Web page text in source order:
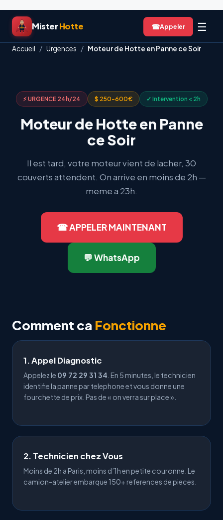
Aller
contenu
MisterHotte ☎ ☰
Accueil / Urgences / Moteur de Hotte en Panne ce Soir
⚡ URGENCE 24h/24 $ 250-600€ ✓ Intervention < 2h
Moteur de Hotte en Panne
ce Soir
Il est tard, votre moteur vient de lacher, 30
couverts attendent. On arrive en moins de 2h —
meme a 23h.
☎ APPELER MAINTENANT
💬 WhatsApp
Comment ca Fonctionne
1. Appel Diagnostic
Appelez le 09 72 29 31 34 . En 5 minutes, le technicien
identifie la panne par telephone et vous donne une
fourchette de prix. Pas de « on verra sur place ».
2. Technicien chez Vous
Moins de 2h a Paris , moins d’1h en petite couronne . Le
camion-atelier embarque 150+ references de pieces.